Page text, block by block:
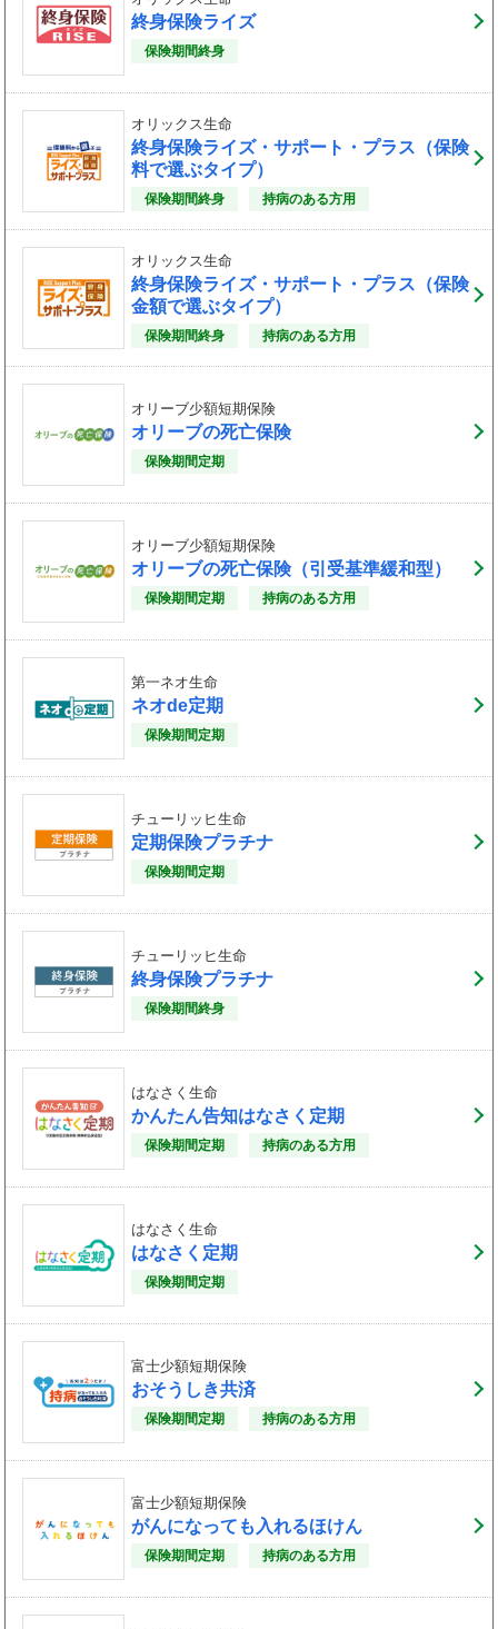
終身保険ライズ
保険期間終身
オリックス生命
終身保険ライズ・サポート・プラス（保険
料で選ぶタイプ）
保険期間終身 持病のある方用
オリックス生命
終身保険ライズ・サポート・プラス（保険
金額で選ぶタイプ）
保険期間終身 持病のある方用
オリーブ少額短期保険
オリーブの死亡保険
保険期間定期
オリーブ少額短期保険
オリーブの死亡保険（引受基準緩和型）
保険期間定期 持病のある方用
第一ネオ生命
ネオde定期
保険期間定期
チューリッヒ生命
定期保険プラチナ
保険期間定期
チューリッヒ生命
終身保険プラチナ
保険期間終身
はなさく生命
かんたん告知はなさく定期
保険期間定期 持病のある方用
はなさく生命
はなさく定期
保険期間定期
富士少額短期保険
おそうしき共済
保険期間定期 持病のある方用
富士少額短期保険
がんになっても入れるほけん
保険期間定期 持病のある方用